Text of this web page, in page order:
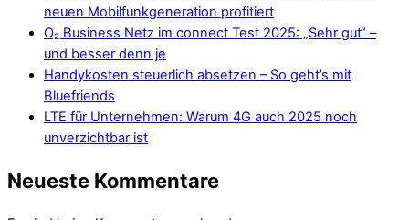
neuen Mobilfunkgeneration profitiert
O₂ Business Netz im connect Test 2025: „Sehr gut“ –
und besser denn je
Handykosten steuerlich absetzen – So geht’s mit
Bluefriends
LTE für Unternehmen: Warum 4G auch 2025 noch
unverzichtbar ist
Neueste Kommentare